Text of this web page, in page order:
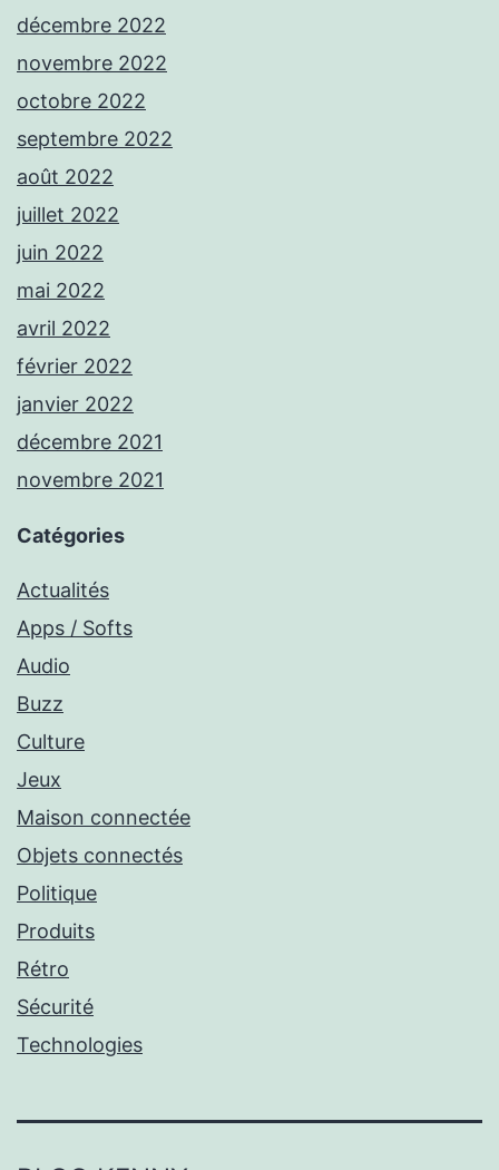
décembre 2022
novembre 2022
octobre 2022
septembre 2022
août 2022
juillet 2022
juin 2022
mai 2022
avril 2022
février 2022
janvier 2022
décembre 2021
novembre 2021
Catégories
Actualités
Apps / Softs
Audio
Buzz
Culture
Jeux
Maison connectée
Objets connectés
Politique
Produits
Rétro
Sécurité
Technologies